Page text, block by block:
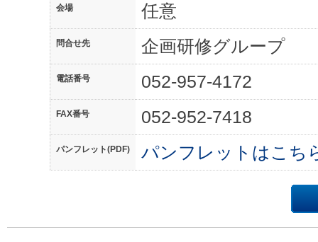
会場 任意
問合せ先 企画研修グループ
電話番号 052-957-4172
FAX番号 052-952-7418
パンフレット(PDF) パンフレットはこち